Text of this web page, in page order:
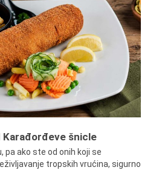
Karađorđeve šnicle
pa ako ste od onih koji se
tropskih vrućina, sigurno